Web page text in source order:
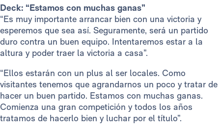
Deck: “Estamos con muchas ganas”
“Es muy importante arrancar bien con una victoria y
esperemos que sea así. Seguramente, será un partido
duro contra un buen equipo. Intentaremos estar a la
altura y poder traer la victoria a casa”.
“Ellos estarán con un plus al ser locales. Como
visitantes tenemos que agrandarnos un poco y tratar de
hacer un buen partido. Estamos con muchas ganas.
Comienza una gran competición y todos los años
tratamos de hacerlo bien y luchar por el título”.